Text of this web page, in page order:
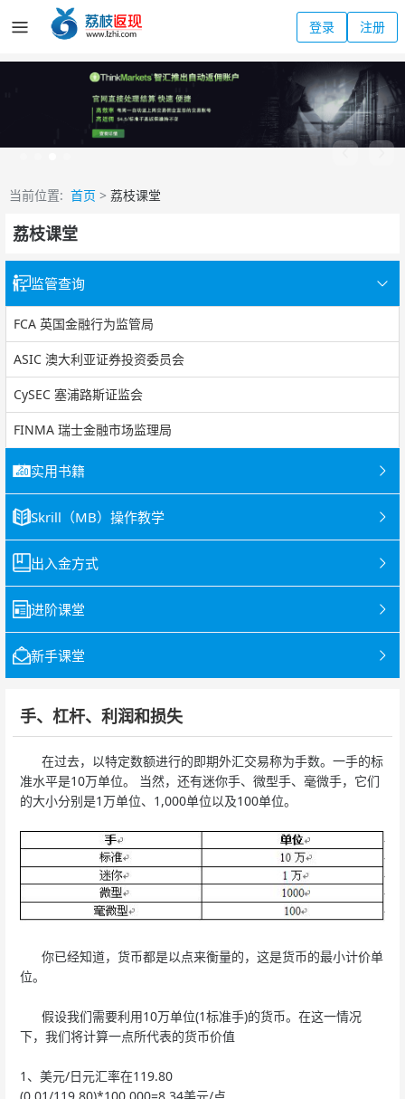
登录 注册
当前位置: 首页 > 荔枝课堂
荔枝课堂
监管查询
FCA 英国金融行为监管局
ASIC 澳大利亚证券投资委员会
CySEC 塞浦路斯证监会
FINMA 瑞士金融市场监理局
实用书籍
Skrill（MB）操作教学
出入金方式
进阶课堂
新手课堂
手、杠杆、利润和损失
在过去，以特定数额进行的即期外汇交易称为手数。一手的标
准水平是10万单位。 当然，还有迷你手、微型手、毫微手，它们
的大小分别是1万单位、1,000单位以及100单位。
你已经知道，货币都是以点来衡量的，这是货币的最小计价单
位。
假设我们需要利用10万单位(1标准手)的货币。在这一情况
下，我们将计算一点所代表的货币价值
1、美元/日元汇率在119.80